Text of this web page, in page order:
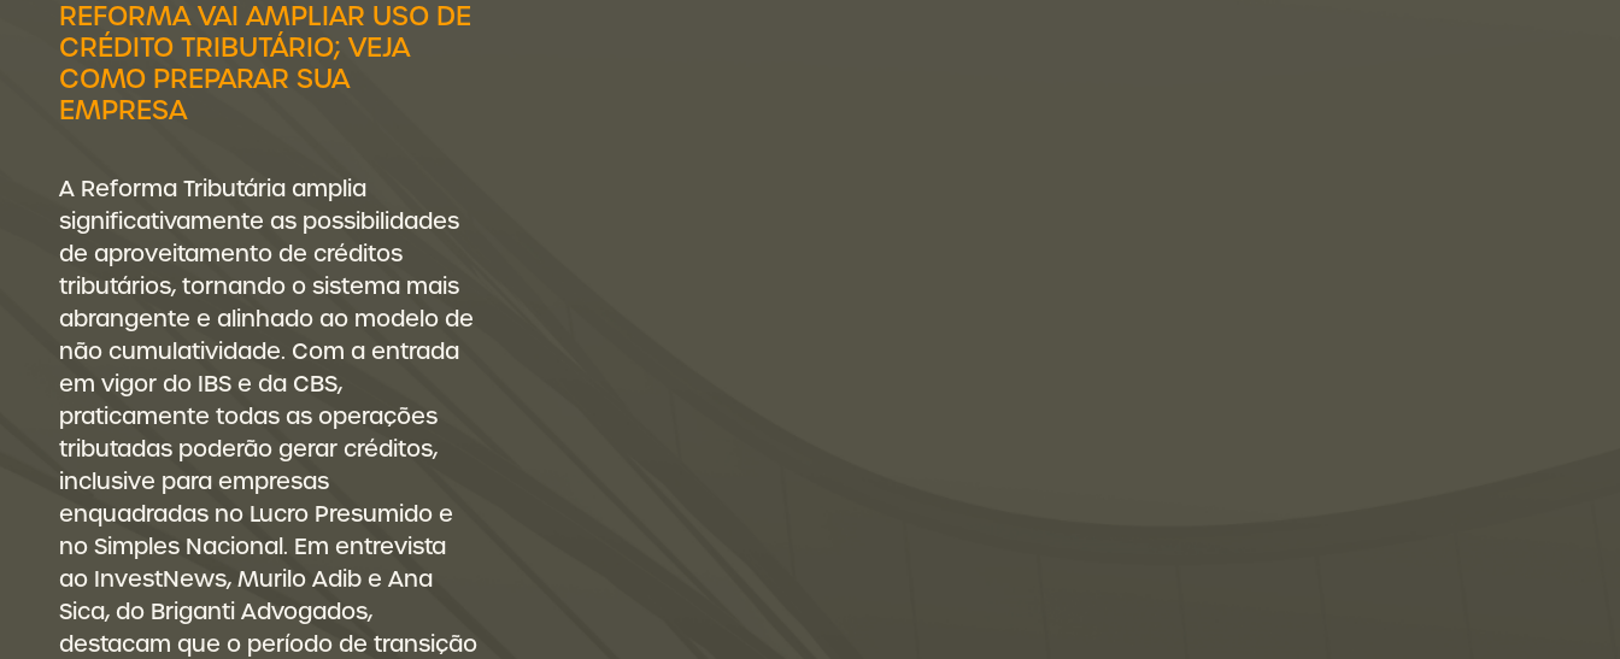
REFORMA VAI AMPLIAR USO DE
CRÉDITO TRIBUTÁRIO; VEJA
COMO PREPARAR SUA
EMPRESA
A Reforma Tributária amplia
significativamente as possibilidades
de aproveitamento de créditos
tributários, tornando o sistema mais
abrangente e alinhado ao modelo de
não cumulatividade. Com a entrada
em vigor do IBS e da CBS,
praticamente todas as operações
tributadas poderão gerar créditos,
inclusive para empresas
enquadradas no Lucro Presumido e
no Simples Nacional. Em entrevista
ao InvestNews, Murilo Adib e Ana
Sica, do Briganti Advogados,
destacam que o período de transição